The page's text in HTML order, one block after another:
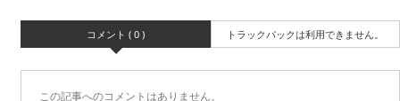
コメント ( 0 ) トラックバックは利用できません。
この記事へのコメントはありません。